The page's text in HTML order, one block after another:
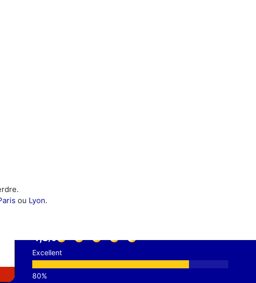
ou Lyon.
4,8
Excellent